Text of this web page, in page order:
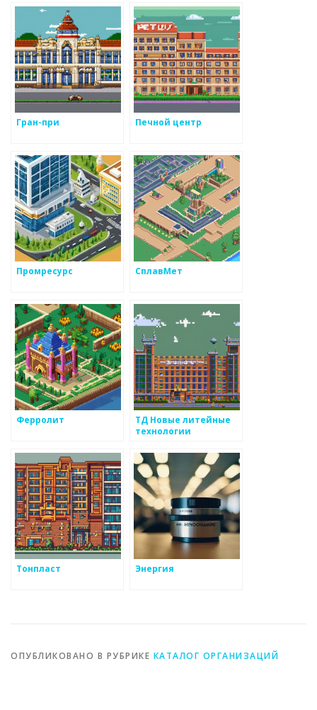
Гран-при Печной центр
Промресурс СплавМет
Ферролит
ТД Новые литейные
технологии
Тонпласт Энергия
ОПУБЛИКОВАНО В РУБРИКЕ КАТАЛОГ ОРГАНИЗАЦИЙ